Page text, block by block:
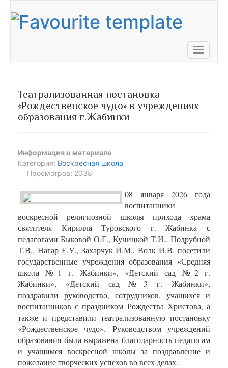
Toggle
Театрализованная постановка
«Рождественское чудо» в учреждениях
образования г.Жабинки
Информация о материале
Категория: Воскресная школа
Просмотров: 2038
08 января 2026 года
воспитанники
воскресной религиозной школы прихода храма
святителя Кирилла Туровского г. Жабинка с
педагогами Быковой О.Г., Куницкой Т.И., Подрубной
Т.В., Нагар Е.У., Захарчук И.М., Волк И.В. посетили
государственные учреждения образования «Средняя
школа №1 г. Жабинки», «Детский сад №2 г.
Жабинки», «Детский сад №3 г. Жабинки»,
поздравили руководство, сотрудников, учащихся и
воспитанников с праздником Рождества Христова, а
также и представили театрализованную постановку
«Рождественское чудо». Руководством учреждений
образования была выражена благодарность педагогам
и учащимся воскресной школы за поздравление и
пожелание творческих успехов во всех делах.